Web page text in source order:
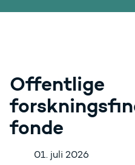
Offentlige
fonde
01. juli 2026